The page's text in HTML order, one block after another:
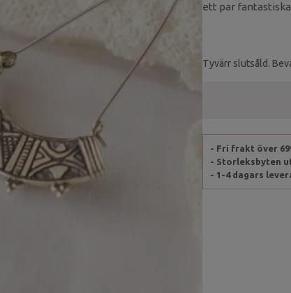
ett par
Tyvärr slutsåld.
- Fri frakt över
- Storleksbyten
- 1-4 dagars